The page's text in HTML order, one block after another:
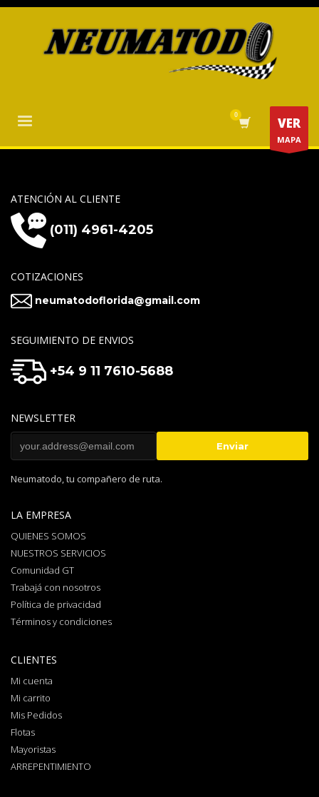
VER
MAPA
ATENCIÓN AL CLIENTE
(011) 4961-4205
COTIZACIONES
neumatodoflorida@gmail.com
SEGUIMIENTO DE ENVIOS
+54 9 11 7610-5688
NEWSLETTER
Neumatodo, tu compañero de ruta.
LA EMPRESA
QUIENES SOMOS
NUESTROS SERVICIOS
Comunidad GT
Trabajá con nosotros
Política de privacidad
Términos y condiciones
CLIENTES
Mi cuenta
Mi carrito
Mis Pedidos
Flotas
Mayoristas
ARREPENTIMIENTO